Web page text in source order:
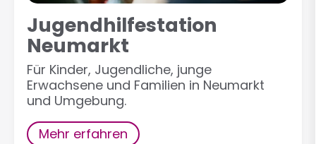
Jugendhilfestation
Neumarkt
Für Kinder, Jugendliche, junge
Erwachsene und Familien in Neumarkt
und Umgebung.
Mehr erfahren